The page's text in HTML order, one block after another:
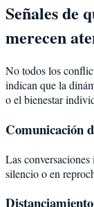
Señales de
merecen
No todos los
indican que la
o el bienestar
Comunicación
Las
silencio o en